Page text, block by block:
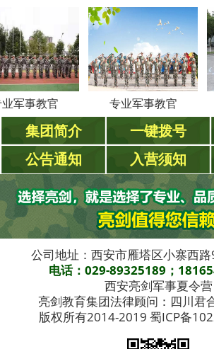
教官 专业军事教官
集团简介 一键拨号
公告通知
入营须知
公司地址：西安市雁塔区小寨西
电话：029-89325189；
西安亮剑军事夏令营
亮剑教育集团法律顾问：四川君
版权所有2014-2019 蜀ICP备